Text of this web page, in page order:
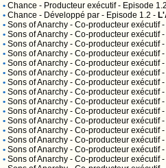
• Chance - Producteur exécutif - Episode
• Chance - Développé par - Episode 1.2 -
• Sons of Anarchy - Co-producteur exécutif
• Sons of Anarchy - Co-producteur exécutif
• Sons of Anarchy - Co-producteur exécutif
• Sons of Anarchy - Co-producteur exécutif
• Sons of Anarchy - Co-producteur exécutif
• Sons of Anarchy - Co-producteur exécutif
• Sons of Anarchy - Co-producteur exécutif
• Sons of Anarchy - Co-producteur exécutif
• Sons of Anarchy - Co-producteur exécutif
• Sons of Anarchy - Co-producteur exécutif
• Sons of Anarchy - Co-producteur exécutif
• Sons of Anarchy - Co-producteur exécutif
• Sons of Anarchy - Co-producteur exécutif
• Sons of Anarchy - Co-producteur exécutif
• Sons of Anarchy - Co-producteur exécutif